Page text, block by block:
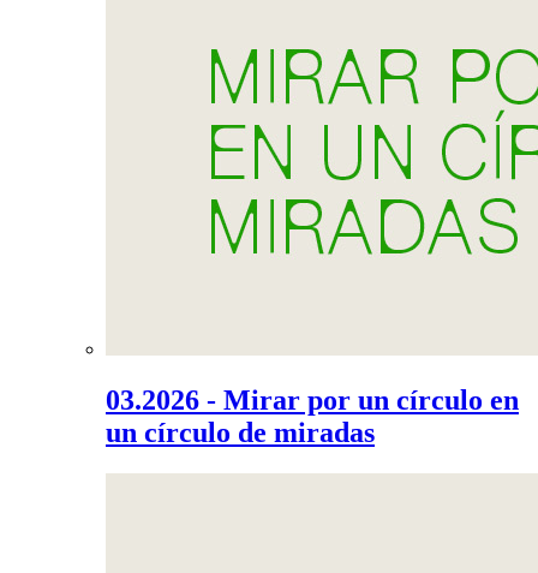
03.2026 - Mirar por un círculo en
un círculo de miradas